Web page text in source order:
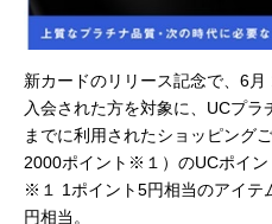
新カードのリリース記念で、6
入会された方を対象に、UCプ
までに利用されたショッピング
2000ポイント※１）のUCポイン
※１ 1ポイント5円相当のアイテ
円相当。